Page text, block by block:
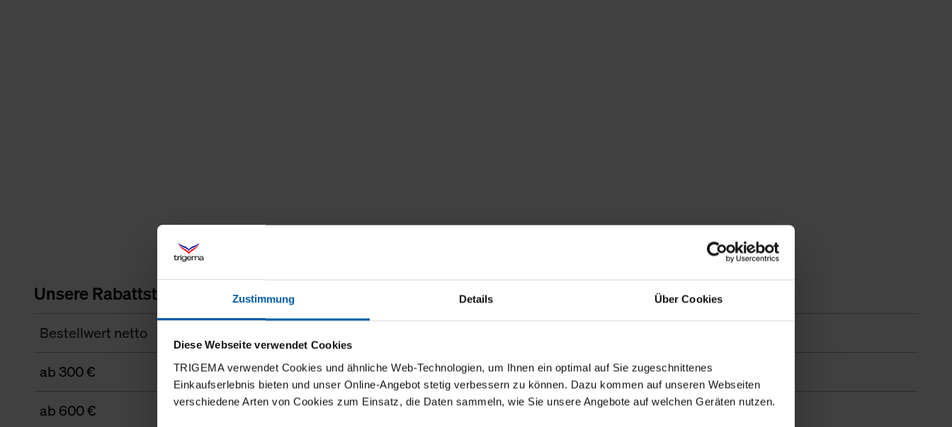
Zustimmung Details Über Cookies
Diese Webseite verwendet Cookies
TRIGEMA verwendet Cookies und ähnliche Web-Technologien, um Ihnen ein optimal auf Sie zugeschnittenes
Einkaufserlebnis bieten und unser Online-Angebot stetig verbessern zu können. Dazu kommen auf unseren Webseiten
verschiedene Arten von Cookies zum Einsatz, die Daten sammeln, wie Sie unsere Angebote auf welchen Geräten nutzen.
Unsere Rabattstaffel
Bestellwert netto
ab 300 € 5 % Rabatt
ab 600 € 10 % Rabatt